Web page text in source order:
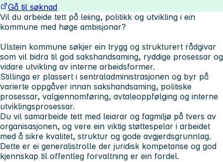
Gå til søknad
Vil du arbeide tett på leiing, politikk og utvikling i ein
kommune med høge ambisjonar?
Ulstein kommune søkjer ein trygg og strukturert rådgivar
som vil bidra til god sakshandsaming, ryddige prosessar og
vidare utvikling av interne arbeidsformer.
Stillinga er plassert i sentraladministrasjonen og byr på
varierte oppgåver innan sakshandsaming, politiske
prosessar, valgjennomføring, avtaleoppfølging og interne
utviklingsprosessar.
Du vil samarbeide tett med leiarar og fagmiljø på tvers av
organisasjonen, og vere ein viktig støttespelar i arbeidet
med å sikre kvalitet, struktur og gode avgjerdsgrunnlag.
Dette er ei generalistrolle der juridisk kompetanse og god
kjennskap til offentleg forvaltning er ein fordel.